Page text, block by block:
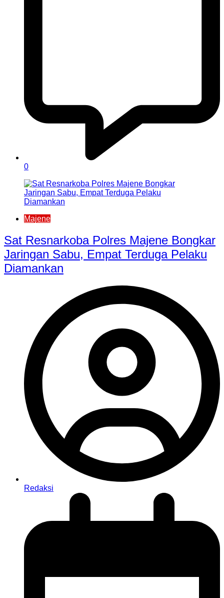
0
Majene
Sat Resnarkoba Polres Majene Bongkar
Jaringan Sabu, Empat Terduga Pelaku
Diamankan
Redaksi